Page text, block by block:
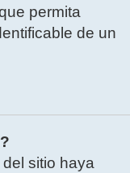
permita
de un
sitio haya